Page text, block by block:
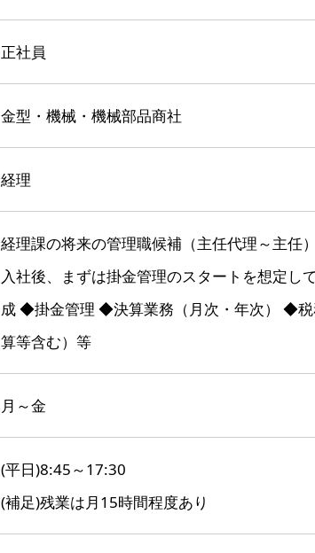
正社員
金型・機械・機械部品商社
経理
経理課の将来の管理職候補（主任代理～主
入社後、まずは掛金管理のスタートを想定
成 ◆掛金管理 ◆決算業務（月次・年次） ◆
算等含む）等
月～金
(平日)8:45～17:30
(補足)残業は月15時間程度あり